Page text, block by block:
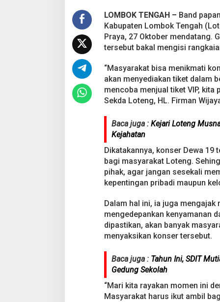
e
n
o
m
o
k
e
n
a
h
LOMBOK TENGAH – Band
Kabupaten Lombok Tengah
Praya, 27 Oktober mendatang.
tersebut bakal mengisi
“Masyarakat bisa menikmati
akan menyediakan tiket dalam
mencoba menjual tiket VIP, kita
Sekda Loteng, HL. Firman
Baca juga : Kejari Loteng
Kejahatan
Dikatakannya, konser Dewa 19
bagi masyarakat Loteng.
pihak, agar jangan sesekali
kepentingan pribadi maupun
Dalam hal ini, ia juga mengajak
mengedepankan kenyamanan
dipastikan, akan banyak
menyaksikan konser tersebut.
Baca juga : Tahun Ini, SDIT
Gedung Sekolah
“Mari kita rayakan momen ini
Masyarakat harus ikut ambil